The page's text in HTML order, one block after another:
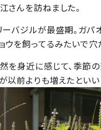
さんを訪ねました。
ーバジルが最盛期。ガパ
ウを飼ってるみたいで穴
を身近に感じて、季節
以前よりも増えたといい